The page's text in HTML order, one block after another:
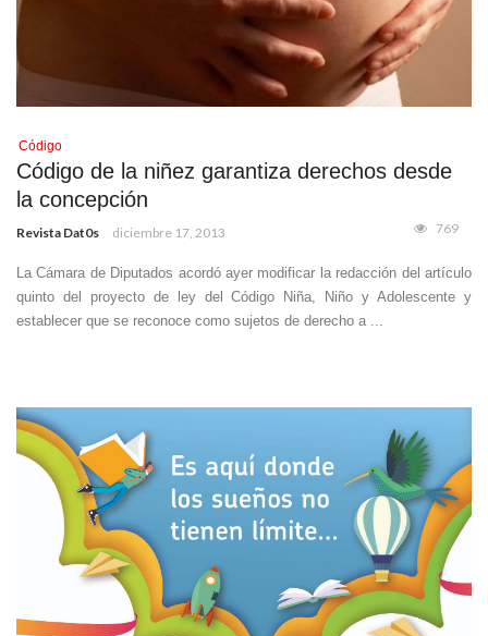
Código
Código de la niñez garantiza derechos desde
la concepción
Revista Dat0s diciembre 17, 2013 769
La Cámara de Diputados acordó ayer modificar la redacción del artículo
quinto del proyecto de ley del Código Niña, Niño y Adolescente y
establecer que se reconoce como sujetos de derecho a ...